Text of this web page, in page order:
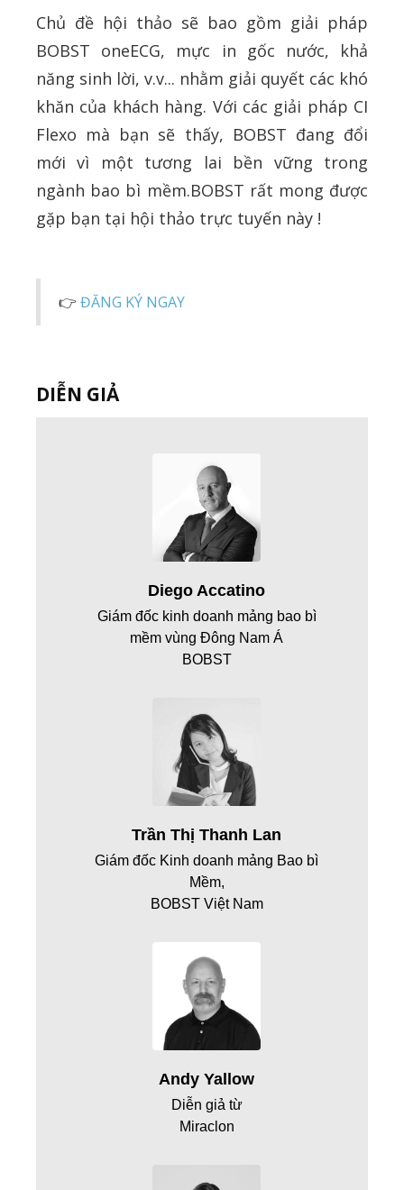
Chủ đề hội thảo sẽ bao gồm giải pháp
BOBST oneECG, mực in gốc nước, khả
năng sinh lời, v.v... nhằm giải quyết các khó
khăn của khách hàng. Với các giải pháp CI
Flexo mà bạn sẽ thấy, BOBST đang đổi
mới vì một tương lai bền vững trong
ngành bao bì mềm.BOBST rất mong được
gặp bạn tại hội thảo trực tuyến này !
‍👉 ĐĂNG KÝ NGAY
DIỄN GIẢ
Diego Accatino
Giám đốc kinh doanh mảng bao bì
mềm vùng Đông Nam Á
BOBST
Trần Thị Thanh Lan
Giám đốc Kinh doanh mảng Bao bì
Mềm,
BOBST Việt Nam
Andy Yallow
Diễn giả từ
Miraclon